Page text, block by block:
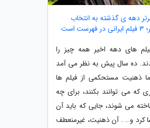
برتر دهه ی گذشته به انتخاب
های دهه اخیر همه چیز را
ده سال پیش به نظر می آمد
ذهنیت مستحکمی از فیلم ها
که می توانند بکنند، برای چه
می شوند، جایی که باید آن
کرد و… . آن ذهنیت، غیرمنعطف